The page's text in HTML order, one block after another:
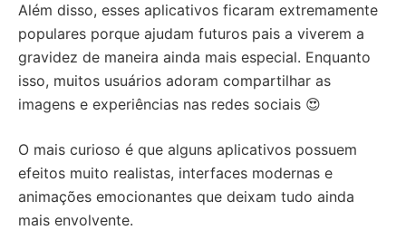
Além disso, esses aplicativos ficaram extremamente
populares porque ajudam futuros pais a viverem a
gravidez de maneira ainda mais especial. Enquanto
isso, muitos usuários adoram compartilhar as
imagens e experiências nas redes sociais 😍
O mais curioso é que alguns aplicativos possuem
efeitos muito realistas, interfaces modernas e
animações emocionantes que deixam tudo ainda
mais envolvente.